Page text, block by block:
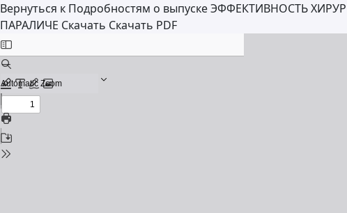
Вернуться к Подробностям о выпускеЭФФЕКТИВНОСТЬ
ПАРАЛИЧЕ Скачать Скачать PDF